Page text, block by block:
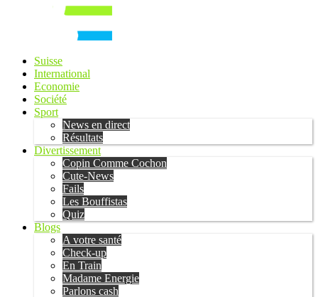
Suisse
International
Economie
Société
Sport
News en direct
Résultats
Divertissement
Copin Comme Cochon
Cute-News
Fails
Les Bouffistas
Quiz
Blogs
A votre santé
Check-up
En Train
Madame Energie
Parlons cash